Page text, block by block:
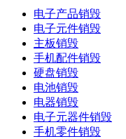
电子产品销毁
电子元件销毁
主板销毁
手机配件销毁
硬盘销毁
电池销毁
电器销毁
电子元器件销毁
手机零件销毁